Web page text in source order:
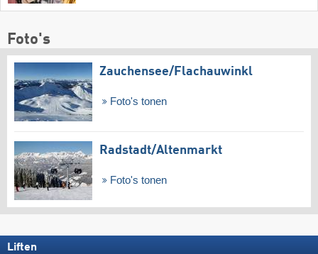
Foto's
Zauchensee/​Flachauwinkl
Foto's tonen
Radstadt/​Altenmarkt
Foto's tonen
Liften